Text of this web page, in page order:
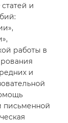
и
работы в
и
письменной